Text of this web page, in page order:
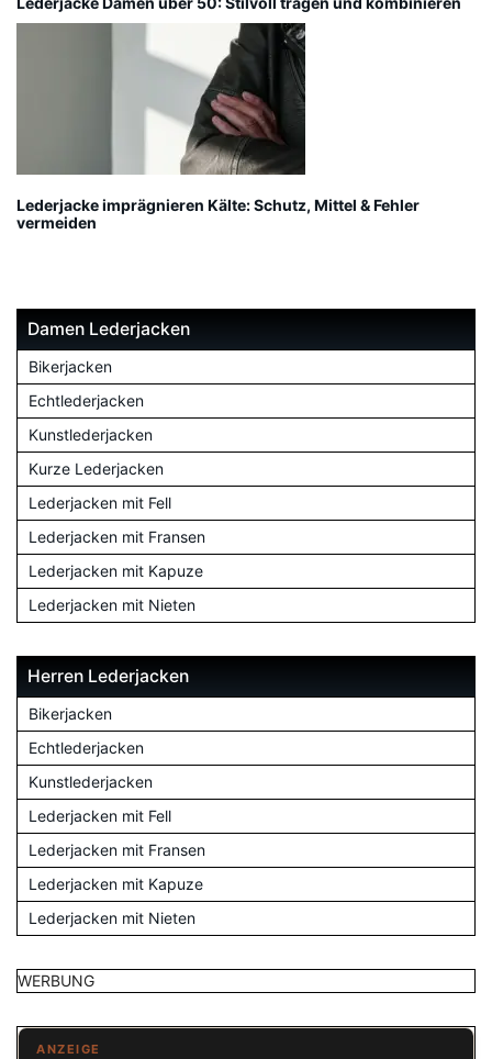
Lederjacke imprägnieren Kälte: Schutz, Mittel & Fehler
vermeiden
Damen Lederjacken
Bikerjacken
Echtlederjacken
Kunstlederjacken
Kurze Lederjacken
Lederjacken mit Fell
Lederjacken mit Fransen
Lederjacken mit Kapuze
Lederjacken mit Nieten
Herren Lederjacken
Bikerjacken
Echtlederjacken
Kunstlederjacken
Lederjacken mit Fell
Lederjacken mit Fransen
Lederjacken mit Kapuze
Lederjacken mit Nieten
WERBUNG
ANZEIGE